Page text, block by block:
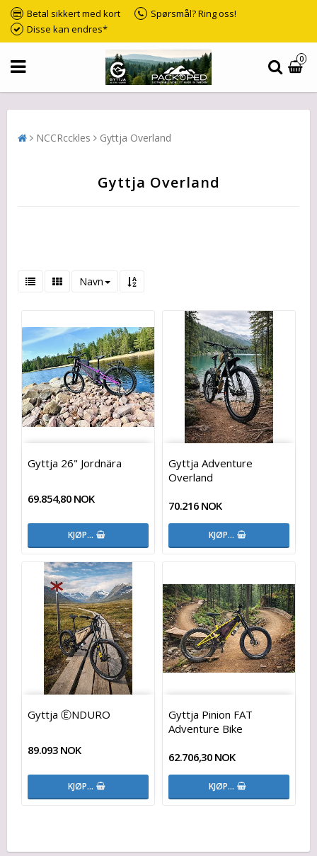
Betal sikkert med kort
Spørsmål? Ring oss!
Disse kan endres*
0
NCCRcckles Gyttja Overland
Gyttja Overland
Navn
Gyttja 26" Jordnära
69.854,80 NOK
KJØP…
Gyttja Adventure
Overland
70.216 NOK
KJØP…
Gyttja ⒺNDURO
89.093 NOK
KJØP…
Gyttja Pinion FAT
Adventure Bike
62.706,30 NOK
KJØP…